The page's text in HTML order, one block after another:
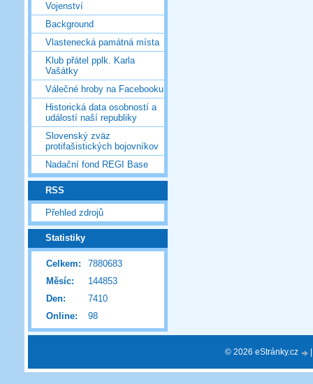
Vojenství
Background
Vlastenecká památná místa
Klub přátel pplk. Karla
Vašátky
Válečné hroby na Facebooku
Historická data osobností a
událostí naší republiky
Slovenský zväz
protifašistických bojovníkov
Nadační fond REGI Base
RSS
Přehled zdrojů
Statistiky
Online: 98
Celkem:
7880683
Měsíc:
144853
Den:
7410
© 2026 eStránky.cz